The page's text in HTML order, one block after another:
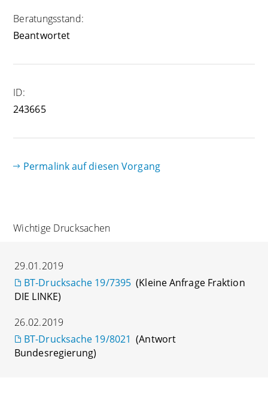
Beratungsstand:
Beantwortet
ID:
243665
Permalink auf diesen Vorgang
Wichtige Drucksachen
29.01.2019
BT-Drucksache 19/7395 (Kleine Anfrage Fraktion
DIE LINKE)
26.02.2019
BT-Drucksache 19/8021 (Antwort
Bundesregierung)